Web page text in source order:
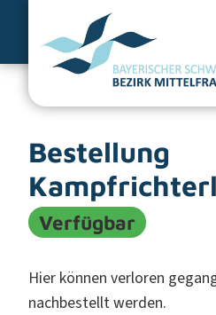
Bestellung
Verfügbar
Hier können verloren
nachbestellt werden.